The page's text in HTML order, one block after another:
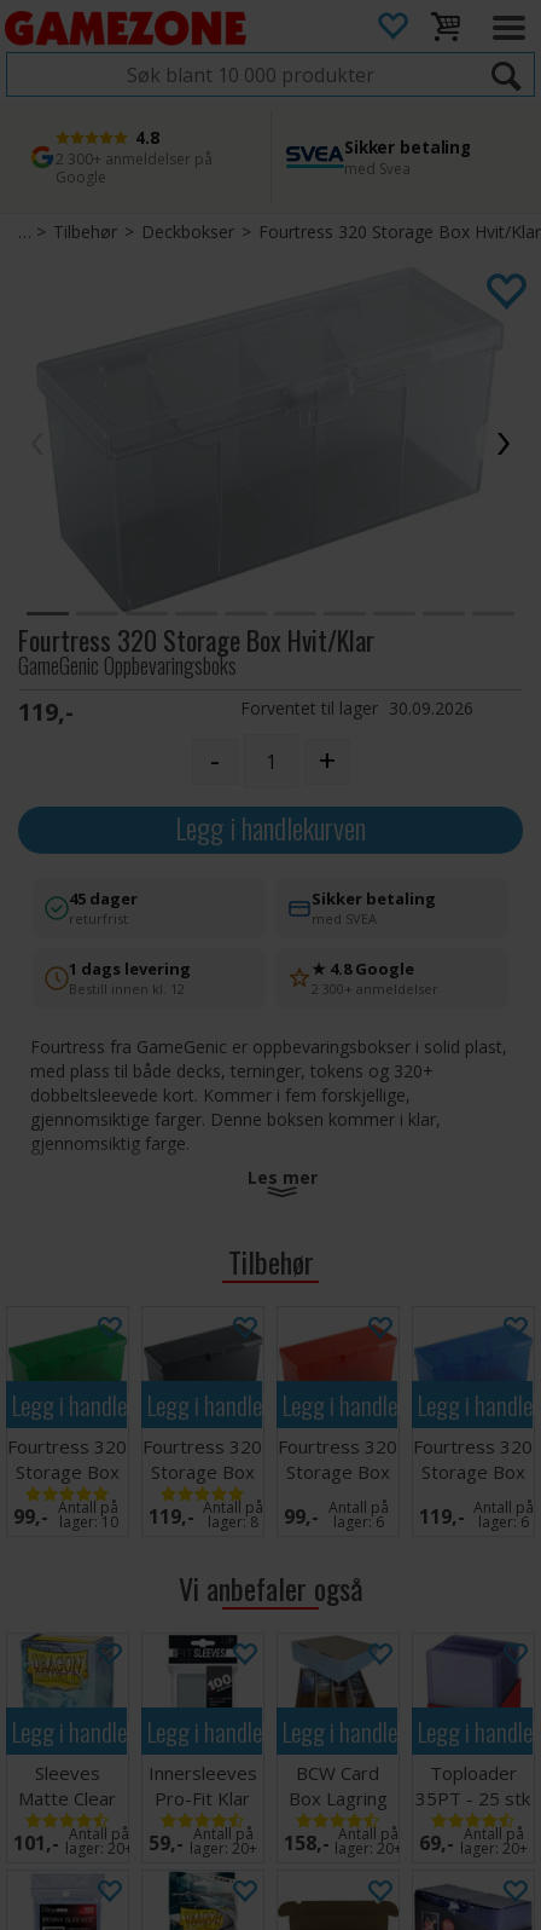
4.8
2 300+ anmeldelser på
Google
Sikker betaling
med Svea
1 dags levering
Bestill innen kl. 12
45 dager returfrist
Enkel retur
>Tilbehør> Deckbokser> Fourtress 320 Storage Box Hvit/Klar
Fourtress 320 Storage Box Hvit/Klar
GameGenic Oppbevaringsboks
119,- Forventet til lager 30.09.2026
- +
Legg i handlekurven
45 dager
returfrist
Sikker betaling
med SVEA
1 dags levering
Bestill innen kl. 12
★ 4.8 Google
2 300+ anmeldelser
Fourtress fra GameGenic er oppbevaringsbokser i solid plast,
med plass til både decks, terninger, tokens og 320+
dobbeltsleevede kort. Kommer i fem forskjellige,
gjennomsiktige farger. Denne boksen kommer i klar,
gjennomsiktig farge.
Den integrerte låsen holder innholdet trygt på innsiden, mens
oppbevaringsløsning hjemme.
4 rom med plass til opptil 320 kort med dobbeltsleeves
Stiv, stablevennlig boks
Sikker låsemekanisme
Boksen motstår brudd selv hvis den faller i bakken
Syrefri, uten PVC
Gamegenic Fourtress 320+ Clear
Les mer
Tilbehør
Legg i handlekurven
Fourtress 320
Storage Box
Grønn
99,- Antall på
lager: 10
Legg i handlekurven
Fourtress 320
Storage Box
Svart
119,- Antall på
lager:8
Legg i handlekurven
Fourtress 320
Storage Box
Rød
99,- Antall på
lager:6
Legg i
Fourtress 320
Storage Box
Blå
119,- Antall på
lager:6
Vi anbefaler også
Legg i handlekurven
Sleeves
Matte Clear
x100 - 63x88
m/box
101,- Antall på
lager: 20+
Legg i handlekurven
Innersleeves
Pro-Fit Klar
x100 64x89
59,- Antall på
lager:20+
Legg i handlekurven
BCW Card
Box Lagring
4000 kort
158,- Antall på
lager:20+
Legg i
Toploader
35PT - 25 stk
63,5 x 88,9
mm
69,- Antall på
lager:20+